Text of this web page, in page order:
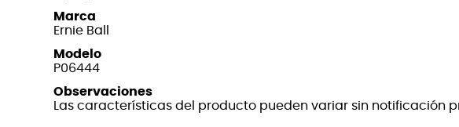
Marca
Ernie Ball
Modelo
P06444
Observaciones
Las características del producto pueden variar sin notificación